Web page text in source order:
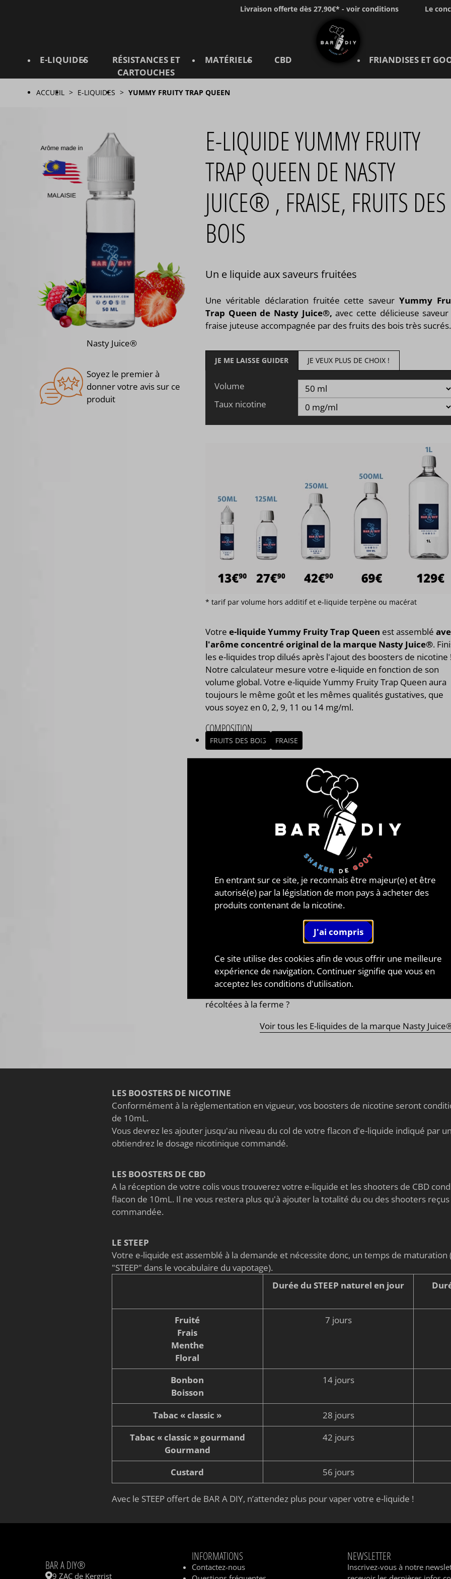
Livraison offerte dès 27,90€* - voir conditions Le
E-LIQUIDES
RÉSISTANCES ET
CARTOUCHES
MATÉRIELS CBD FRIANDISES ET
ACCUEIL E-LIQUIDES YUMMY FRUITY TRAP QUEEN
E-LIQUIDE YUMMY FRUITY
TRAP QUEEN DE NASTY
JUICE® , FRAISE, FRUITS DES
BOIS
Un e liquide aux saveurs fruitées
Une véritable déclaration fruitée cette saveur Yummy
Trap Queen de Nasty Juice®,avec cette délicieuse
fraise juteuse accompagnée par des fruits des bois très sucrés.
JE ME LAISSE GUIDER JE VEUX PLUS DE CHOIX !
Volume
Taux nicotine
* tarif par volume hors additif et e-liquide terpène ou macérat
Votree-liquide Yummy Fruity Trap Queen est assemblé
l'arôme concentré original de la marque Nasty Juice®.
les e-liquides trop dilués après l'ajout des boosters de nicotine
Notre calculateur mesure votre e-liquide en fonction de son
volume global. Votre e-liquide Yummy Fruity Trap Queen aura
toujours le même goût et les mêmes qualités gustatives, que
vous soyez en 0, 2, 9, 11 ou 14 mg/ml.
COMPOSITION
FRUITS DES BOIS FRAISE
Assemblage réalisé à PLOUESCAT - France par BAR à DIY®
mono propylène glycol végétal , de
et de l'arôme Yummy Fruity Trap Queen de la
marque Nasty Juice®. Disponible en flacon de 50ml, 125ml,
250ml, 500ml et 1L. STEEP : 1 jour.
NASTY JUICE®
Nasty Juice a été créée par Pak Din et son partenaire M.Loky.
Nasty Juice est une marque qui propose des
arômes concentrés
dans un packaging caractéristique tout en
aluminium ! Leur mission ? Satisfaire vos exigences les plus
fruitées ! Vous laisserez-vous tenter par leur création "Classic
Wicked Haze " aux délicieuses
récoltées à la ferme ?
Voir tous les E-liquides de la marque Nasty
Nasty Juice®
Soyez le premier à
donner votre avis sur ce
produit
LES BOOSTERS DE NICOTINE
Conformément à la règlementation en vigueur, vos boosters de nicotine seront
de 10mL.
Vous devrez les ajouter jusqu'au niveau du col de votre flacon d'e-liquide indiqué par
obtiendrez le dosage nicotinique commandé.
LES BOOSTERS DE CBD
A la réception de votre colis vous trouverez votre e-liquide et les shooters de CBD
flacon de 10mL. Il ne vous restera plus qu'à ajouter la totalité du ou des shooters
commandée.
LE STEEP
Votre e-liquide est assemblé à la demande et nécessite donc, un temps de
"STEEP" dans le vocabulaire du vapotage).
Durée du STEEP naturel en jour
Fruité
Frais
Menthe
Floral
7 jours
Bonbon
Boisson
14 jours
Tabac « classic » 28 jours
Tabac « classic » gourmand
Gourmand
42 jours
Custard 56 jours
Avec le STEEP offert de BAR A DIY, n’attendez plus pour vaper votre e-liquide !
BAR A DIY®
9 ZAC de Kergrist
INFORMATIONS
Contactez-nous
NEWSLETTER
Inscrivez-vous à notre
En entrant sur ce site, je reconnais être majeur(e) et être
autorisé(e) par la législation de mon pays à acheter des
produits contenant de la nicotine.
Ce site utilise des cookies afin de vous offrir une meilleure
expérience de navigation. Continuer signifie que vous en
acceptez les conditions d'utilisation.